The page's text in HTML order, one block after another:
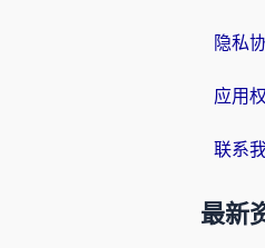
隐私
应用
联系我
最新